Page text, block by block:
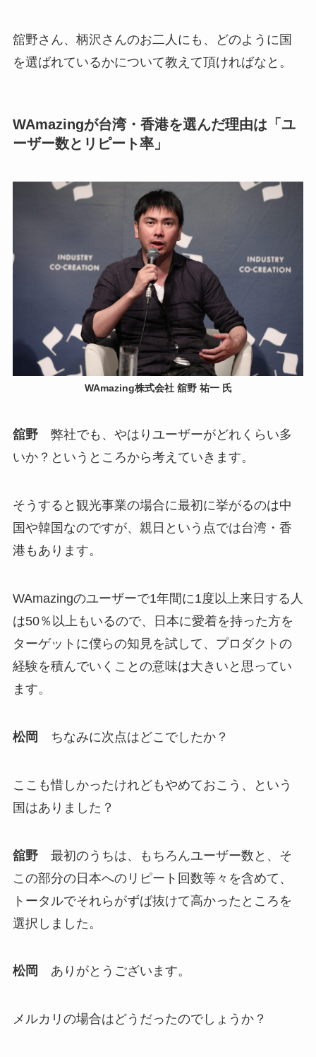
舘野さん、柄沢さんのお二人にも、どのように国
を選ばれているかについて教えて頂ければなと。
WAmazingが台湾・香港を選んだ理由は「ユ
ーザー数とリピート率」
WAmazing株式会社 舘野 祐一 氏
舘野弊社でも、やはりユーザーがどれくらい多
いか？というところから考えていきます。
そうすると観光事業の場合に最初に挙がるのは中
国や韓国なのですが、親日という点では台湾・香
港もあります。
WAmazingのユーザーで1年間に1度以上来日する人
は50％以上もいるので、日本に愛着を持った方を
ターゲットに僕らの知見を試して、プロダクトの
経験を積んでいくことの意味は大きいと思ってい
ます。
松岡 ちなみに次点はどこでしたか？
ここも惜しかったけれどもやめておこう、という
国はありました？
舘野最初のうちは、もちろんユーザー数と、そ
この部分の日本へのリピート回数等々を含めて、
トータルでそれらがずば抜けて高かったところを
選択しました。
松岡 ありがとうございます。
メルカリの場合はどうだったのでしょうか？